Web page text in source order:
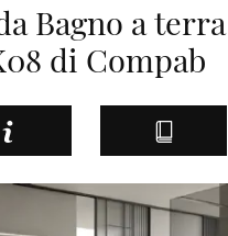
Bagno a
di Compab